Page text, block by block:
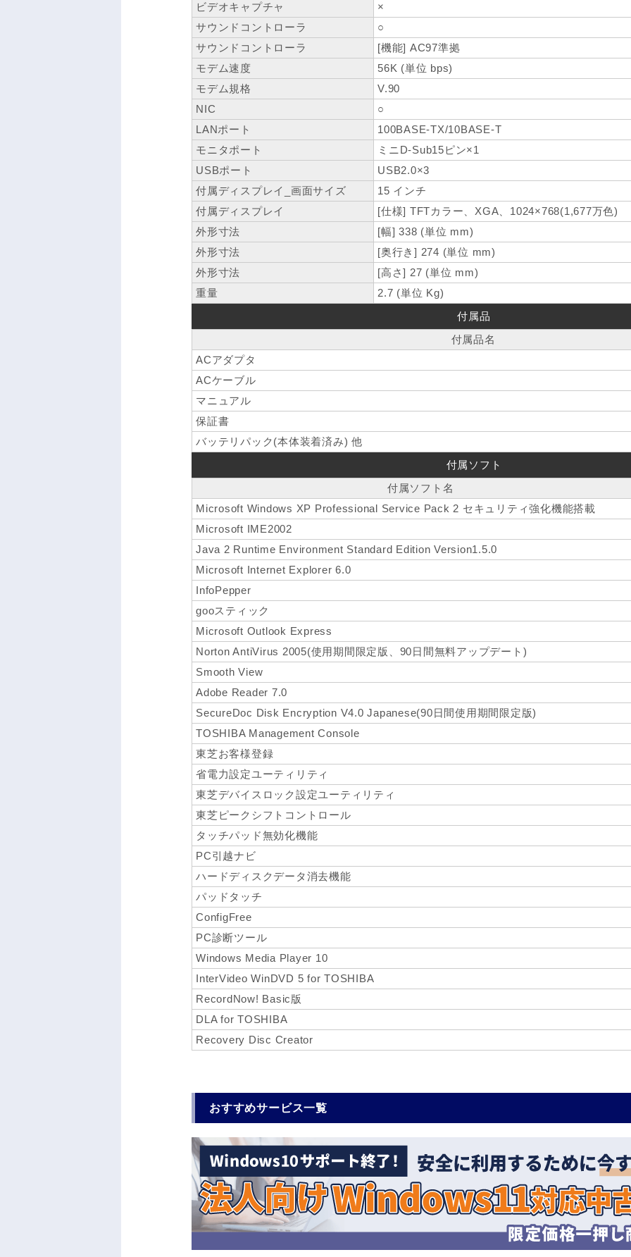
ビデオキャプチャ
×
サウンドコントローラ
○
サウンドコントローラ
[機能] AC97準拠
モデム速度
56K (単位 bps)
モデム規格
V.90
NIC
○
LANポート
100BASE-TX/10BASE-T
モニタポート
ミニD-Sub15ピン×1
USBポート
USB2.0×3
付属ディスプレイ_画面サイズ
15 インチ
付属ディスプレイ
[仕様] TFTカラー、XGA、1024×768(1,677万色)
外形寸法
[幅] 338 (単位 mm)
外形寸法
[奥行き] 274 (単位 mm)
外形寸法
[高さ] 27 (単位 mm)
重量
2.7 (単位 Kg)
付属品
付属品名
ACアダプタ
ACケーブル
マニュアル
保証書
バッテリパック(本体装着済み) 他
付属ソフト
付属ソフト名
Microsoft Windows XP Professional Service Pack 2 セキュリティ強化機能搭載
Microsoft IME2002
Java 2 Runtime Environment Standard Edition Version1.5.0
Microsoft Internet Explorer 6.0
InfoPepper
gooスティック
Microsoft Outlook Express
Norton AntiVirus 2005(使用期間限定版、90日間無料アップデート)
Smooth View
Adobe Reader 7.0
SecureDoc Disk Encryption V4.0 Japanese(90日間使用期間限定版)
TOSHIBA Management Console
東芝お客様登録
省電力設定ユーティリティ
東芝デバイスロック設定ユーティリティ
東芝ピークシフトコントロール
タッチパッド無効化機能
PC引越ナビ
ハードディスクデータ消去機能
パッドタッチ
ConfigFree
PC診断ツール
Windows Media Player 10
InterVideo WinDVD 5 for TOSHIBA
RecordNow! Basic版
DLA for TOSHIBA
Recovery Disc Creator
おすすめサービス一覧